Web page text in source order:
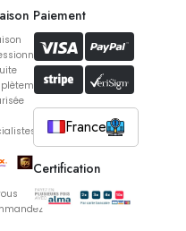
Paiement
France
Certification